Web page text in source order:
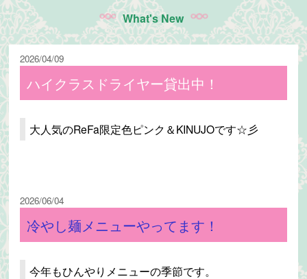
What's New
2026/04/09
ハイクラスドライヤー貸出中！
大人気のReFa限定色ピンク＆KINUJOです☆彡
2026/06/04
冷やし麺メニューやってます！
今年もひんやりメニューの季節です。